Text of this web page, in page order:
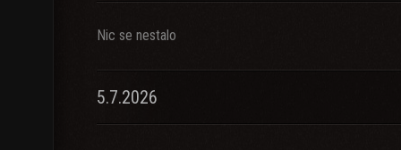
Nic se nestalo
5.7.2026